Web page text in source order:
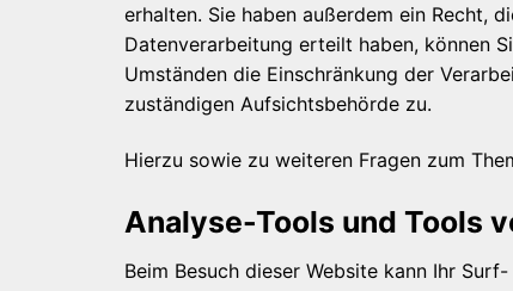
erhalten. Sie haben außerdem ein Recht,
Datenverarbeitung erteilt haben, können
Umständen die Einschränkung der
zuständigen Aufsichtsbehörde zu.
Hierzu sowie zu weiteren Fragen zum
Analyse-Tools und Tools
Beim Besuch dieser Website kann Ihr